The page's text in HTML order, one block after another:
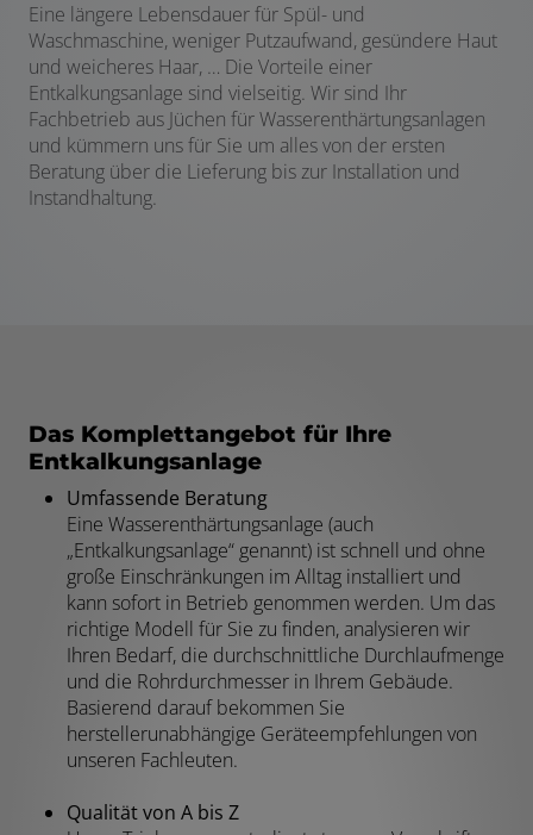
Eine längere Lebensdauer für Spül- und
Waschmaschine, weniger Putzaufwand, gesündere Haut
und weicheres Haar, … Die Vorteile einer
Entkalkungsanlage sind vielseitig. Wir sind Ihr
Fachbetrieb aus Jüchen für Wasserenthärtungsanlagen
und kümmern uns für Sie um alles von der ersten
Beratung über die Lieferung bis zur Installation und
Instandhaltung.
Das Komplettangebot für Ihre
Entkalkungsanlage
Umfassende Beratung
Eine Wasserenthärtungsanlage (auch
„Entkalkungsanlage“ genannt) ist schnell und ohne
große Einschränkungen im Alltag installiert und
kann sofort in Betrieb genommen werden. Um das
richtige Modell für Sie zu finden, analysieren wir
Ihren Bedarf, die durchschnittliche Durchlaufmenge
und die Rohrdurchmesser in Ihrem Gebäude.
Basierend darauf bekommen Sie
herstellerunabhängige Geräteempfehlungen von
unseren Fachleuten.
Qualität von A bis Z